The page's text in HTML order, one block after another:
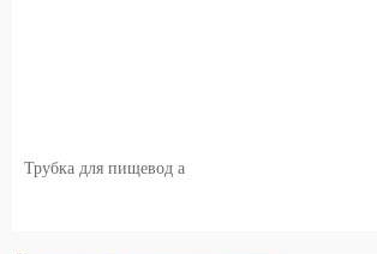
Трубка для пищевод а